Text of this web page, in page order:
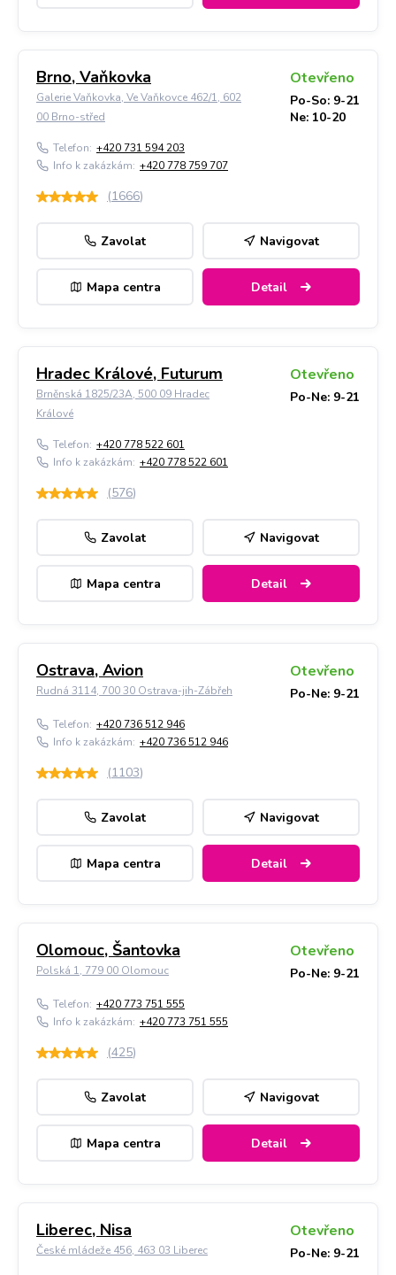
Brno, Vaňkovka
Galerie Vaňkovka, Ve Vaňkovce 462/1, 602
00 Brno-střed
Otevřeno
Po-So: 9-21
Ne: 10-20
Telefon: +420 731 594 203
Info k zakázkám: +420 778 759 707
(1666)
Zavolat Navigovat
Mapa centra Detail
Hradec Králové, Futurum
Brněnská 1825/23A, 500 09 Hradec
Králové
Otevřeno
Po-Ne: 9-21
Telefon: +420 778 522 601
Info k zakázkám: +420 778 522 601
(576)
Zavolat Navigovat
Mapa centra Detail
Ostrava, Avion
Rudná 3114, 700 30 Ostrava-jih-Zábřeh
Otevřeno
Po-Ne: 9-21
Telefon: +420 736 512 946
Info k zakázkám: +420 736 512 946
(1103)
Zavolat Navigovat
Mapa centra Detail
Olomouc, Šantovka
Polská 1, 779 00 Olomouc
Otevřeno
Po-Ne: 9-21
Telefon: +420 773 751 555
Info k zakázkám: +420 773 751 555
(425)
Zavolat Navigovat
Mapa centra Detail
Liberec, Nisa
České mládeže 456, 463 03 Liberec
Otevřeno
Po-Ne: 9-21